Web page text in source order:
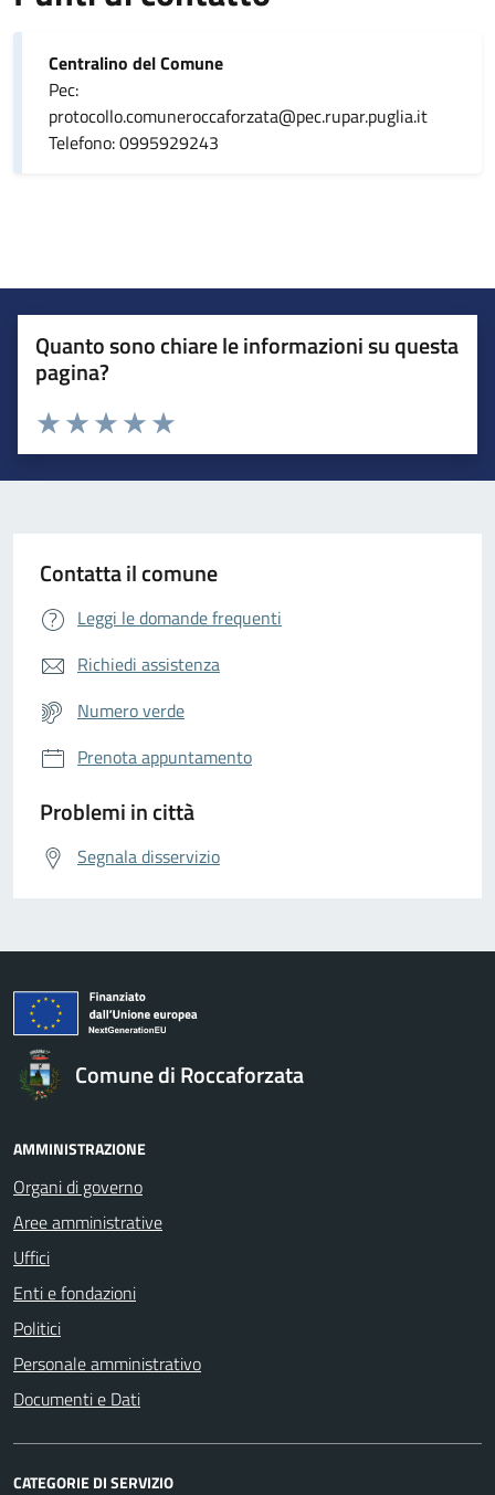
Centralino del Comune
Pec:
protocollo.comuneroccaforzata@pec.rupar.puglia.it
Telefono: 0995929243
Quanto sono chiare le informazioni su questa
pagina?
Valuta da 1 a 5 stelle la pagina
Valuta 5 stelle su 5
Valuta 4 stelle su 5
Valuta 3 stelle su 5
Valuta 2 stelle su 5
Valuta 1 stelle su 5
Contatta il comune
Leggi le domande frequenti
Richiedi assistenza
Numero verde
Prenota appuntamento
Problemi in città
Segnala disservizio
Comune di Roccaforzata
AMMINISTRAZIONE
Organi di governo
Aree amministrative
Uffici
Enti e fondazioni
Politici
Personale amministrativo
Documenti e Dati
CATEGORIE DI SERVIZIO